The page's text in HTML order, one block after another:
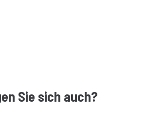
Sie sich auch?